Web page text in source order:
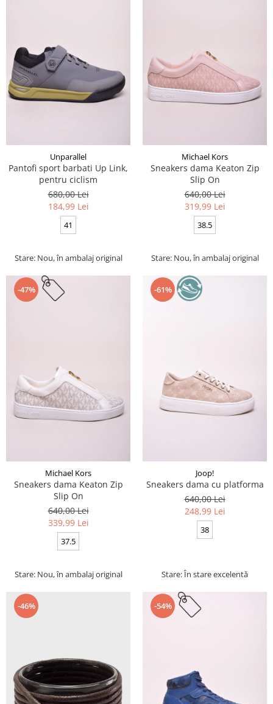
Unparallel
Pantofi sport barbati Up Link,
pentru ciclism
680,00 Lei
184,99 Lei
41
Stare: Nou, în ambalaj original
Michael Kors
Sneakers dama Keaton Zip
Slip On
640,00 Lei
319,99 Lei
38.5
Stare: Nou, în ambalaj original
-47%
Michael Kors
Sneakers dama Keaton Zip
Slip On
640,00 Lei
339,99 Lei
37.5
Stare: Nou, în ambalaj original
-61%
Joop!
Sneakers dama cu platforma
640,00 Lei
248,99 Lei
38
Stare: În stare excelentă
-46% -54%